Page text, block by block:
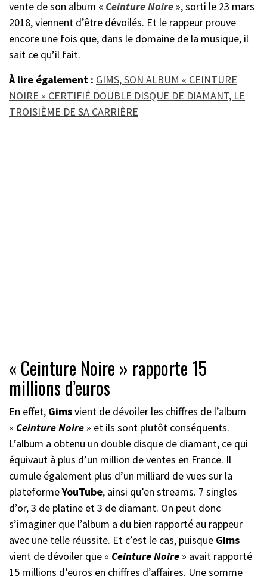
vente de son album « CeintureNoire », sorti le 23 mars
2018, viennent d’être dévoilés. Et le rappeur prouve
encore une fois que, dans le domaine de la musique, il
sait ce qu’il fait.
À lire également : GIMS, SON ALBUM « CEINTURE
NOIRE » CERTIFIÉ DOUBLE DISQUE DE DIAMANT, LE
TROISIÈME DE SA CARRIÈRE
« Ceinture Noire » rapporte 15
millions d’euros
En effet, Gimsvient de dévoiler les chiffres de l’album
« Ceinture Noire » et ils sont plutôt conséquents.
L’album a obtenu un double disque de diamant, ce qui
équivaut à plus d’un million de ventes en France. Il
cumule également plus d’un milliard de vues sur la
plateformeYouTube, ainsi qu’en streams. 7 singles
d’or, 3 de platine et 3 de diamant. On peut donc
s’imaginer que l’album a du bien rapporté au rappeur
avec une telle réussite. Et c’est le cas, puisque Gims
vient de dévoiler que « Ceinture Noire » avait rapporté
15 millions d’euros en chiffres d’affaires. Une somme